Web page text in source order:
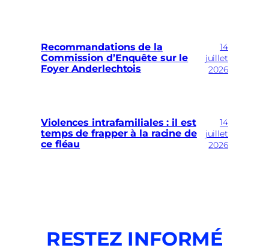
Recommandations de la
Commission d’Enquête sur le
Foyer Anderlechtois
14
juillet
2026
Violences intrafamiliales : il est
temps de frapper à la racine de
ce fléau
14
juillet
2026
RESTEZ INFORMÉ